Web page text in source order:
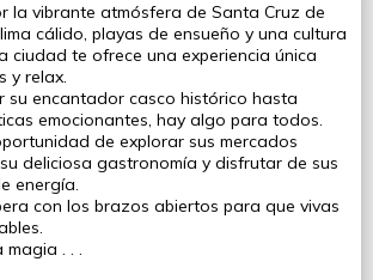
la vibrante atmósfera de Santa Cruz de
cálido, playas de ensueño y una cultura
ciudad te ofrece una experiencia única
y relax.
su encantador casco histórico hasta
emocionantes, hay algo para todos.
de explorar sus mercados
deliciosa gastronomía y disfrutar de sus
energía.
con los brazos abiertos para que vivas
magia . . .